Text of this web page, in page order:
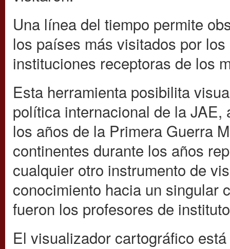
Una línea del tiempo permite
los países más visitados por
instituciones receptoras de los
Esta herramienta posibilita
política internacional de la
los años de la Primera Guerra
continentes durante los años
cualquier otro instrumento de
conocimiento hacia un singular
fueron los profesores de
El visualizador cartográfico